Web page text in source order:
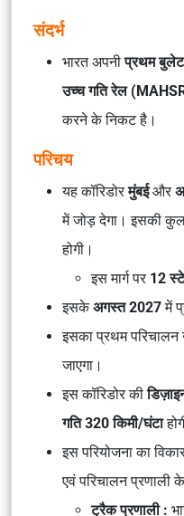
संदर्भ
भारत अपनीप्रथम बुलेट
उच्च गति रेल
करने के निकट है।
परिचय
यह कॉरिडोरमुंबईऔर
में जोड़ देगा। इसकी
होगी।
इस मार्ग पर 12
इसकेअगस्त 2027में
इसका प्रथम
जाएगा।
इस कॉरिडोर की
गति 320 किमी/घंटा
इस परियोजना का
एवं परिचालन प्रणाली
ट्रैक प्रणाली :